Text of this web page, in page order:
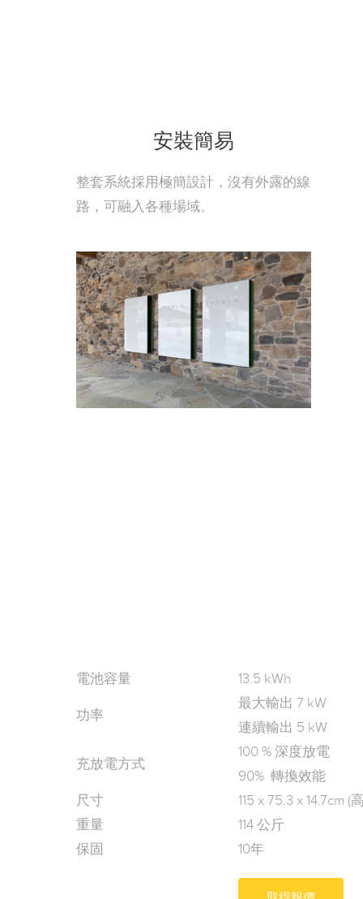
安裝簡易
整套系統採用極簡設計，沒有外露的線
路，可融入各種場域。
電池容量 13.5 kWh
功率
最大輸出 7 kW
連續輸出 5 kW
充放電方式
100 % 深度放電
90% 轉換效能
尺寸
115 x 75.3 x 14.7cm (
重量
114 公斤
保固
10年